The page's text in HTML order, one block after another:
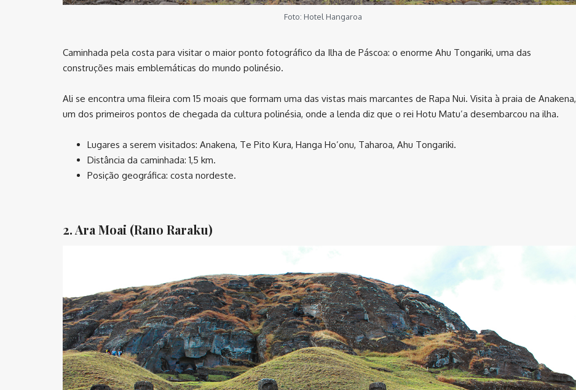
Foto: Hotel Hangaroa
Caminhada pela costa para visitar o maior ponto fotográfico da Ilha de Páscoa: o enorme Ahu Tongariki, uma das
construções mais emblemáticas do mundo polinésio.
Ali se encontra uma fileira com 15 moais que formam uma das vistas mais marcantes de Rapa Nui. Visita à praia de Anakena,
um dos primeiros pontos de chegada da cultura polinésia, onde a lenda diz que o rei Hotu Matu’a desembarcou na ilha.
Lugares a serem visitados: Anakena, Te Pito Kura, Hanga Ho’onu, Taharoa, Ahu Tongariki.
Distância da caminhada: 1,5 km.
Posição geográfica: costa nordeste.
2. Ara Moai (Rano Raraku)